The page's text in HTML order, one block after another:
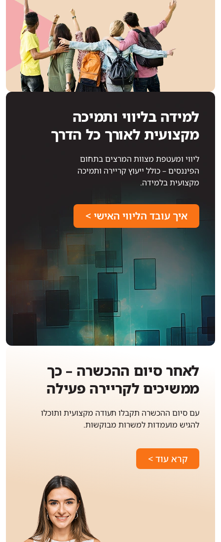
למידה בליווי ותמיכה
מקצועית לאורך כל הדרך
ליווי ומעטפת מצוות המרצים בתחום
הפיננסים – כולל ייעוץ קריירה ותמיכה
מקצועית בלמידה.
איך עובד הליווי האישי >
לאחר סיום ההכשרה – כך
ממשיכים לקריירה פעילה
עם סיום ההכשרה תקבלו תעודה מקצועית ותוכלו
להגיש מועמדות למשרות מבוקשות.
קרא עוד >